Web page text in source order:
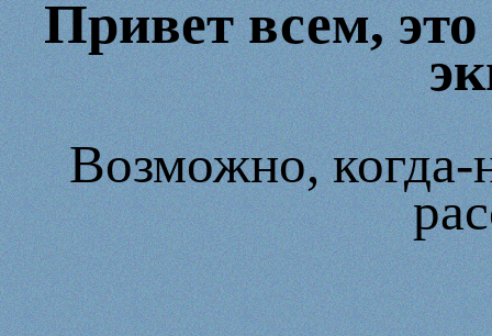
Привет всем,
Возможно, когда-